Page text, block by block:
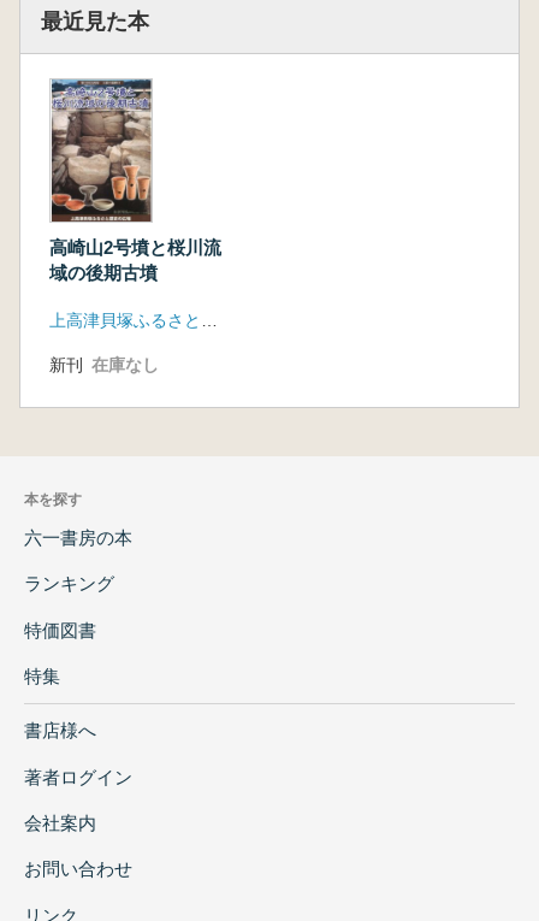
最近見た本
高崎山2号墳と桜川流
域の後期古墳
新刊 在庫なし
本を探す
六一書房の本
ランキング
特価図書
特集
書店様へ
著者ログイン
会社案内
お問い合わせ
リンク